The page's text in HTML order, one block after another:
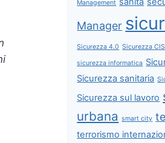
Management
Manager
Sicurezza 4.0 Sicurezza CIS
sicurezza informatica
Sicurezza sanitaria
Sicurezza sul lavoro
urbana smart city
terrorismo